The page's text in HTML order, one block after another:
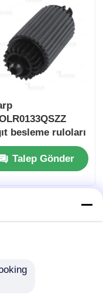
besleme ruloları
ARM317/MX-
Talep Gönder